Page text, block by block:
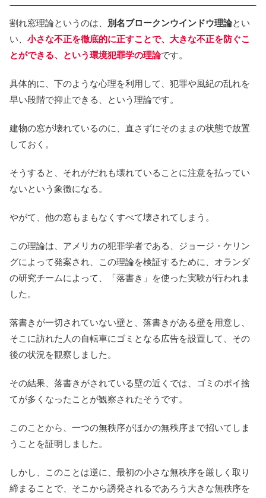
割れ窓理論というのは、 別名ブロークンウインドウ理論とい
い、 小さな不正を徹底的に正すことで、大きな不正を防ぐこ
とができる、という環境犯罪学の理論です。
具体的に、下のような心理を利用して、犯罪や風紀の乱れを
早い段階で抑止できる、という理論です。
建物の窓が壊れているのに、直さずにそのままの状態で放置
しておく。
そうすると、それがだれも壊れていることに注意を払ってい
ないという象徴になる。
やがて、他の窓もまもなくすべて壊されてしまう。
この理論は、アメリカの犯罪学者である、ジョージ・ケリン
グによって発案され、この理論を検証するために、オランダ
の研究チームによって、「落書き」を使った実験が行われま
した。
落書きが一切されていない壁と、落書きがある壁を用意し、
そこに訪れた人の自転車にゴミとなる広告を設置して、その
後の状況を観察しました。
その結果、落書きがされている壁の近くでは、ゴミのポイ捨
てが多くなったことが観察されたそうです。
このことから、一つの無秩序がほかの無秩序まで招いてしま
うことを証明しました。
しかし、このことは逆に、最初の小さな無秩序を厳しく取り
締まることで、そこから誘発されるであろう大きな無秩序を